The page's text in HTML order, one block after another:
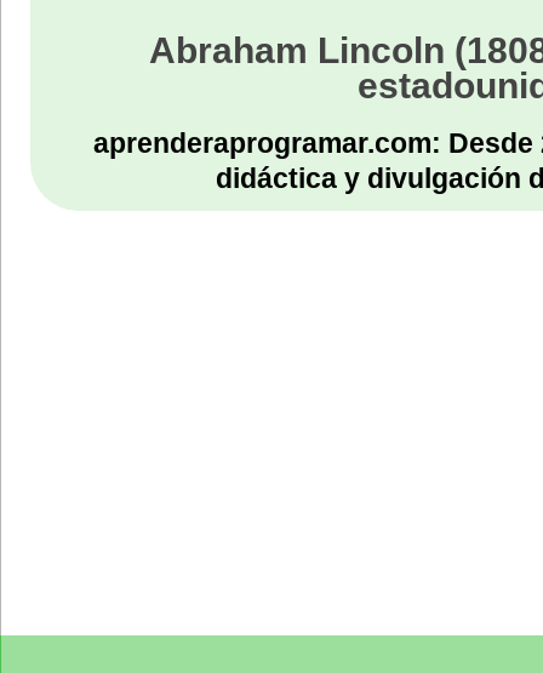
Abraham Lincoln
aprenderaprogramar.com:
didáctica y divulgación